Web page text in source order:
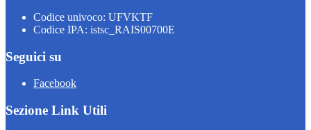
Codice univoco: UFVKTF
Codice IPA: istsc_RAIS00700E
Seguici su
Facebook
Sezione Link Utili